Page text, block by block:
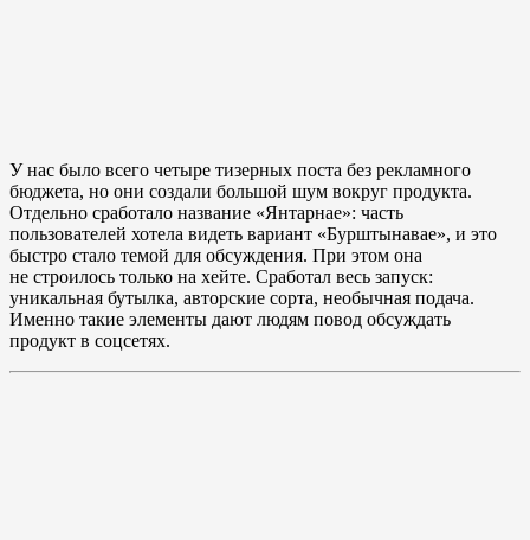
У нас было всего четыре тизерных поста без рекламного
бюджета, но они создали большой шум вокруг продукта.
Отдельно сработало название «Янтарнае»: часть
пользователей хотела видеть вариант «Бурштынавае», и это
быстро стало темой для обсуждения. При этом она
не строилось только на хейте. Сработал весь запуск:
уникальная бутылка, авторские сорта, необычная подача.
Именно такие элементы дают людям повод обсуждать
продукт в соцсетях.